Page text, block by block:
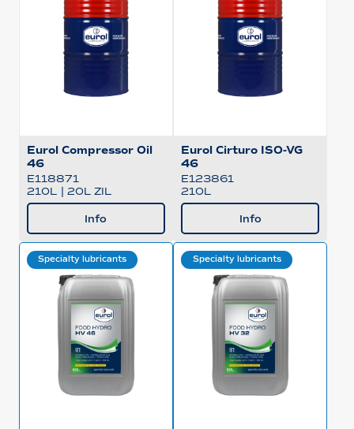
Eurol Compressor Oil
46
E118871
210L
20L ZIL
Info
Eurol Cirturo ISO-VG
46
E123861
210L
Info
Specialty lubricants Specialty lubricants